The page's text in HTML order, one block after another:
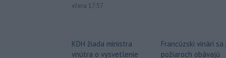
včera 17:57
KDH žiada ministra
vnútra o vysvetlenie
Francúzski vinári sa
požiaroch obávajú